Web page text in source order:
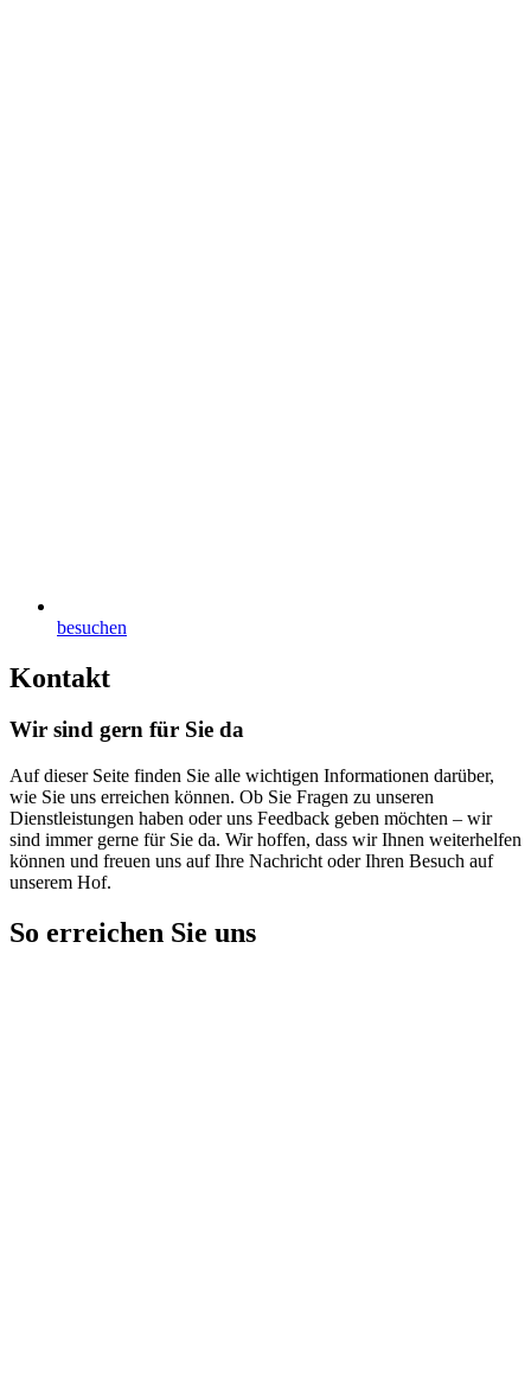
besuchen
Kontakt
Wir sind gern für Sie da
Auf dieser Seite finden Sie alle wichtigen Informationen darüber,
wie Sie uns erreichen können. Ob Sie Fragen zu unseren
Dienstleistungen haben oder uns Feedback geben möchten – wir
sind immer gerne für Sie da. Wir hoffen, dass wir Ihnen weiterhelfen
können und freuen uns auf Ihre Nachricht oder Ihren Besuch auf
unserem Hof.
So erreichen Sie uns